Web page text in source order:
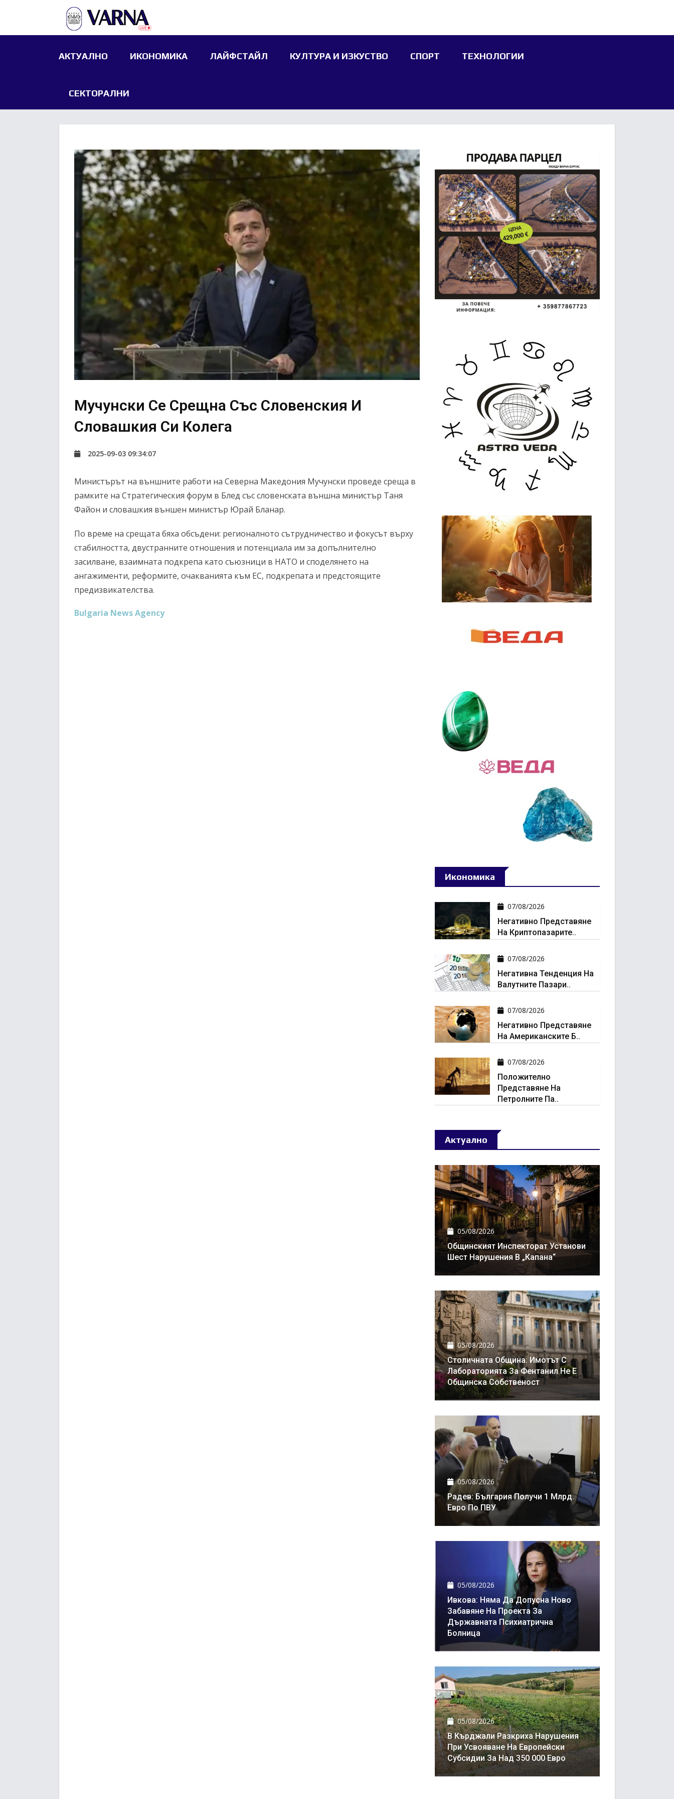
АКТУАЛНО ИКОНОМИКА ЛАЙФСТАЙЛ КУЛТУРА И ИЗКУСТВО СПОРТ ТЕХНОЛОГИИ
СЕКТОРАЛНИ
Мучунски Се Срещна Със Словенския И
Словашкия Си Колега
2025-09-03 09:34:07
Министърът на външните работи на Северна Македония Мучунски проведе среща в
рамките на Стратегическия форум в Блед със словенската външна министър Таня
Файон и словашкия външен министър Юрай Бланар.
По време на срещата бяха обсъдени: регионалното сътрудничество и фокусът върху
стабилността, двустранните отношения и потенциала им за допълнително
засилване, взаимната подкрепа като съюзници в НАТО и споделянето на
ангажименти, реформите, очакванията към ЕС, подкрепата и предстоящите
предизвикателства.
Bulgaria News Agency
Икономика
07/08/2026
Негативно Представяне
На Криптопазарите..
07/08/2026
Негативна Тенденция На
Валутните Пазари..
07/08/2026
Негативно Представяне
На Американските Б..
07/08/2026
Положително
Представяне На
Петролните Па..
Актуално
05/08/2026
Общинският Инспекторат Установи
Шест Нарушения В „Капана“
05/08/2026
Столичната Община: Имотът С
Лабораторията За Фентанил Не Е
Общинска Собственост
05/08/2026
Радев: България Получи 1 Млрд.
Евро По ПВУ
05/08/2026
Ивкова: Няма Да Допусна Ново
Забавяне На Проекта За
Държавната Психиатрична
Болница
05/08/2026
В Кърджали Разкриха Нарушения
При Усвояване На Европейски
Субсидии За Над 350 000 Евро